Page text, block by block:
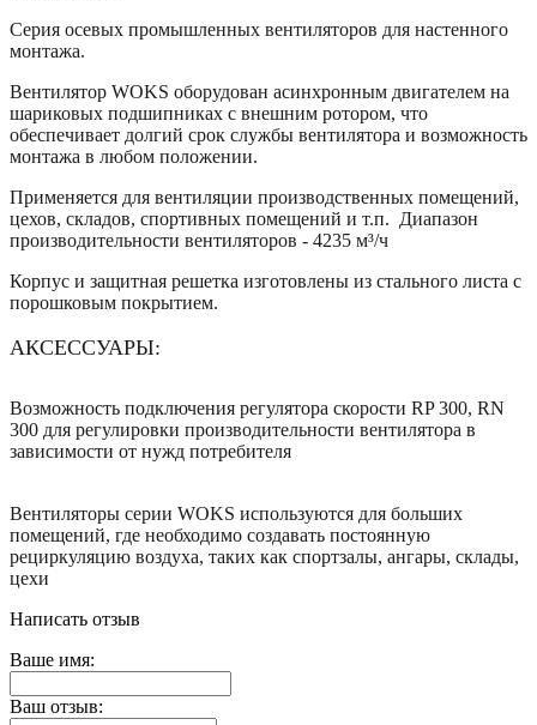
Серия осевых промышленных вентиляторов для настенного
монтажа.
Вентилятор WOKS оборудован асинхронным двигателем на
шариковых подшипниках с внешним ротором, что
обеспечивает долгий срок службы вентилятора и возможность
монтажа в любом положении.
Применяется для вентиляции производственных помещений,
цехов, складов, спортивных помещений и т.п. Диапазон
производительности вентиляторов - 4235 м³/ч
Корпус и защитная решетка изготовлены из стального листа с
порошковым покрытием.
АКСЕССУАРЫ:
Возможность подключения регулятора скорости RP 300, RN
300 для регулировки производительности вентилятора в
зависимости от нужд потребителя
Вентиляторы серии WOKS используются для больших
помещений, где необходимо создавать постоянную
рециркуляцию воздуха, таких как спортзалы, ангары, склады,
цехи
Написать отзыв
Ваше имя:
Ваш отзыв: